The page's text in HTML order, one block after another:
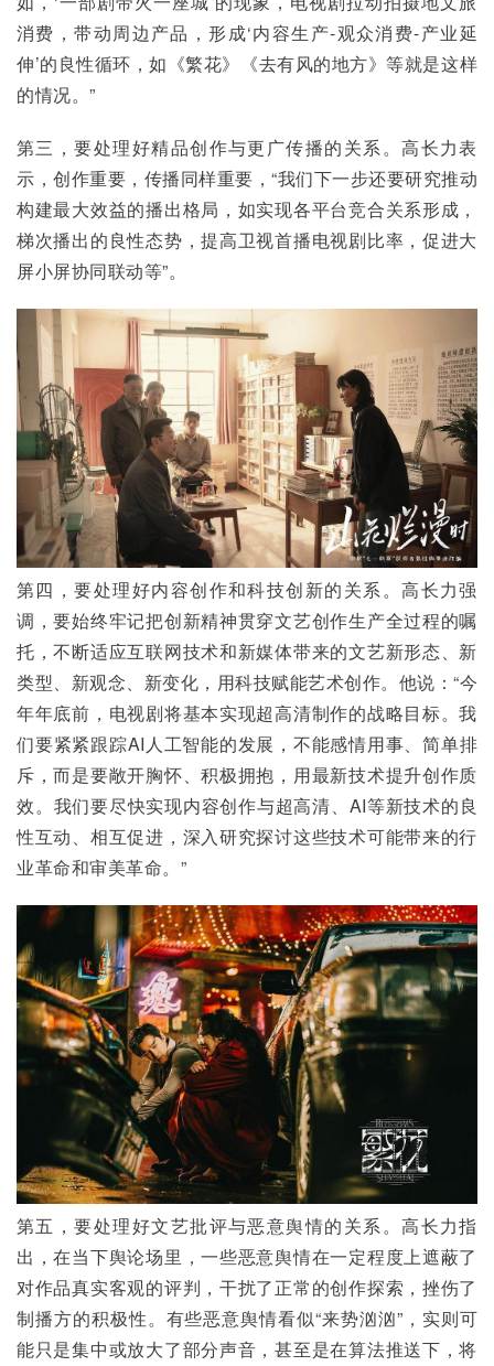
消费，带动周边产品，形成‘内容生产-观众消费-产业延
伸’的良性循环，如《繁花》《去有风的地方》等就是这样
的情况。”
第三，要处理好精品创作与更广传播的关系。高长力表
示，创作重要，传播同样重要，“我们下一步还要研究推动
构建最大效益的播出格局，如实现各平台竞合关系形成，
梯次播出的良性态势，提高卫视首播电视剧比率，促进大
屏小屏协同联动等”。
第四，要处理好内容创作和科技创新的关系。高长力强
调，要始终牢记把创新精神贯穿文艺创作生产全过程的嘱
托，不断适应互联网技术和新媒体带来的文艺新形态、新
类型、新观念、新变化，用科技赋能艺术创作。他说：“今
年年底前，电视剧将基本实现超高清制作的战略目标。我
们要紧紧跟踪AI人工智能的发展，不能感情用事、简单排
斥，而是要敞开胸怀、积极拥抱，用最新技术提升创作质
效。我们要尽快实现内容创作与超高清、AI等新技术的良
性互动、相互促进，深入研究探讨这些技术可能带来的行
业革命和审美革命。”
第五，要处理好文艺批评与恶意舆情的关系。高长力指
出，在当下舆论场里，一些恶意舆情在一定程度上遮蔽了
对作品真实客观的评判，干扰了正常的创作探索，挫伤了
制播方的积极性。有些恶意舆情看似“来势汹汹”，实则可
能只是集中或放大了部分声音，甚至是在算法推送下，将